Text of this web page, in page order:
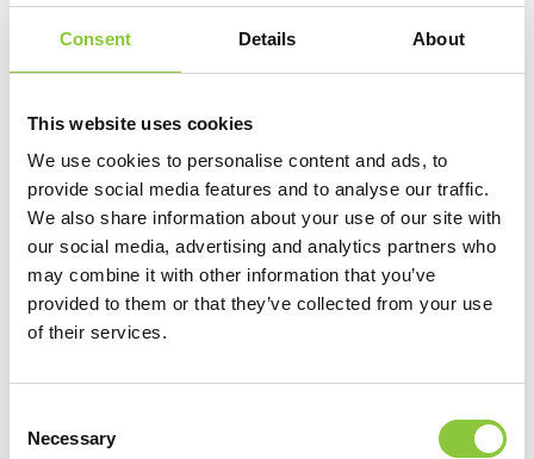
Consent Details About
This website uses cookies
We use cookies to personalise content and ads, to
provide social media features and to analyse our traffic.
We also share information about your use of our site with
our social media, advertising and analytics partners who
may combine it with other information that you’ve
provided to them or that they’ve collected from your use
of their services.
Selection
Necessary
XAVIER MAASSEN SCOORT POLEPOSITION IN 24
HOURS OF ZOLDER, MAAR PECHDUIVEL SLAAT HEM
UIT DE RACE NAAR DE ZEGE
Circuit Zolder, 27 augustus 2023. Ondanks de
polepositie en een eerste deel van de race dat
De start van de race, om 16u00 op zaterdag,